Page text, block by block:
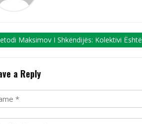
navigation
Maksimov I Shkëndijës: Kolektivi Është Kualiteti Më I Madh I Përfaqësueses U21
a Reply